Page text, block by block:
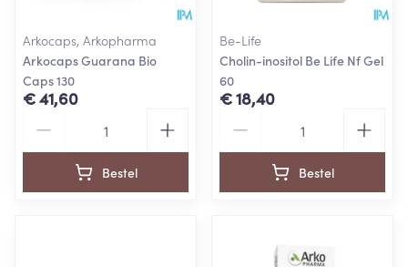
Arkocaps, Arkopharma
Arkocaps Guarana Bio
Caps 130
€ 41,60
Bestel
Be-Life
Cholin-inositol Be Life Nf Gel
60
€ 18,40
Bestel